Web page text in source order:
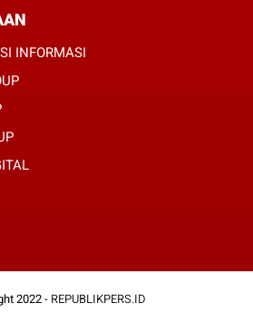
INFORMASI
2022 - REPUBLIKPERS.ID